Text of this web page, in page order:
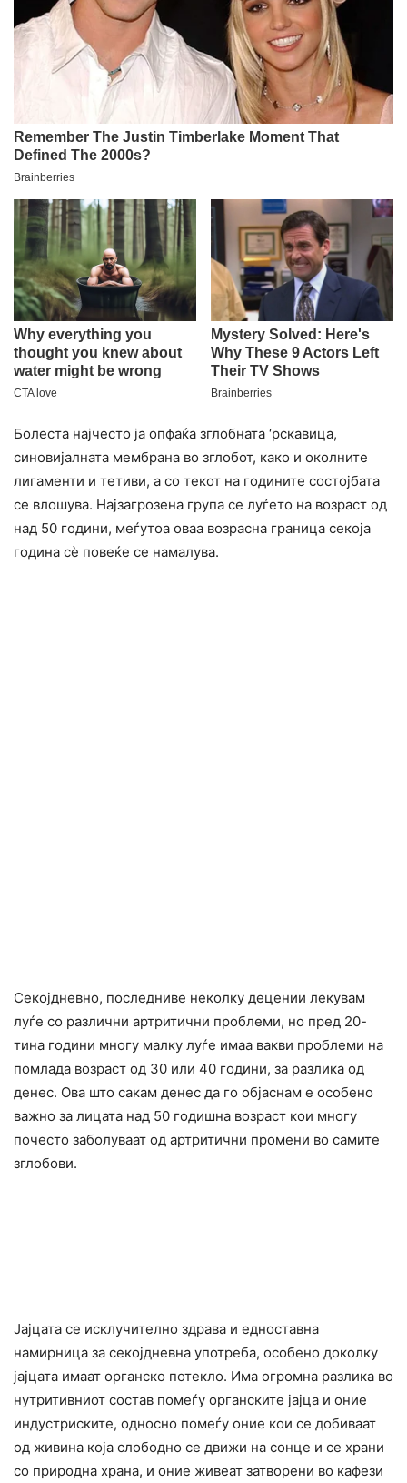
Болеста најчесто ја опфаќа зглобната ‘рскавица,
синовијалната мембрана во зглобот, како и околните
лигаменти и тетиви, а со текот на годините состојбата
се влошува. Најзагрозена група се луѓето на возраст од
над 50 години, меѓутоа оваа возрасна граница секоја
година сè повеќе се намалува.
Секојдневно, последниве неколку децении лекувам
луѓе со различни артритични проблеми, но пред 20-
тина години многу малку луѓе имаа вакви проблеми на
помлада возраст од 30 или 40 години, за разлика од
денес. Ова што сакам денес да го објаснам е особено
важно за лицата над 50 годишна возраст кои многу
почесто заболуваат од артритични промени во самите
зглобови.
Јајцата се исклучително здрава и едноставна
намирница за секојдневна употреба, особено доколку
јајцата имаат органско потекло. Има огромна разлика во
нутритивниот состав помеѓу органските јајца и оние
индустриските, односно помеѓу оние кои се добиваат
од живина која cлободно се движи на сонце и се храни
со приpoдна храна, и оние живеат затвopeни во кaфези